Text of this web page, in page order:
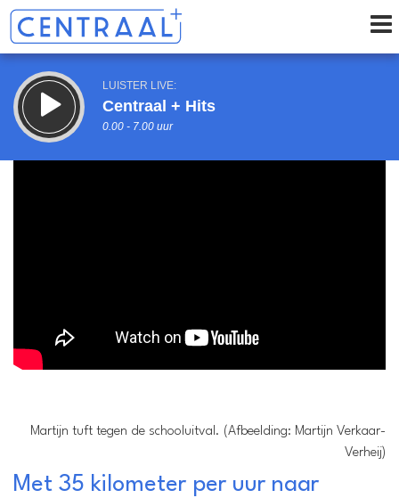
LUISTER LIVE:
Centraal + Hits
0.00 - 7.00 uur
Martijn tuft tegen de schooluitval. (Afbeelding: Martijn Verkaar-
Verheij)
Met 35 kilometer per uur naar